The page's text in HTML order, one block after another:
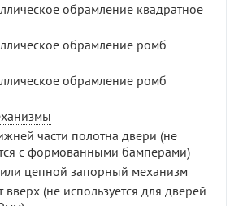
обрамление квадратное
обрамление ромб
обрамление ромб
части полотна двери (не
с формованными бамперами)
цепной запорный механизм
вверх (не используется для дверей